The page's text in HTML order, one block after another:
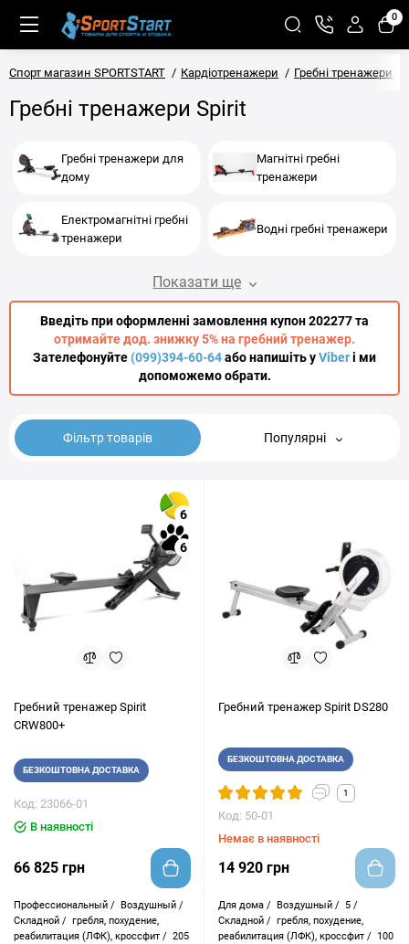
0
Спорт магазин SPORTSTART Кардіотренажери Гребні тренажери
Гребні тренажери Spirit
Гребні тренажери для
дому
Магнітні гребні
тренажери
Електромагнітні гребні
тренажери
Водні гребні тренажери
Показати ще
Введіть при оформленні замовлення купон 202277 та
отримайте дод. знижку 5% на гребний тренажер.
Зателефонуйте(099)394-60-64або напишіть уViberі ми
допоможемо обрати.
Фільтр товарів Популярні
6
6
Гребний тренажер Spirit
CRW800+
БЕЗКОШТОВНА ДОСТАВКА
Код: 23066-01
В наявності
66 825 грн
Профессиональный / Воздушный /
Складной / гребля, похудение,
реабилитация (ЛФК), кроссфит / 205
Гребний тренажер Spirit DS280
БЕЗКОШТОВНА ДОСТАВКА
1
Код: 50-01
Немає в наявності
14 920 грн
Для дома / Воздушный /
5 /
Складной / гребля, похудение,
реабилитация (ЛФК), кроссфит /
100